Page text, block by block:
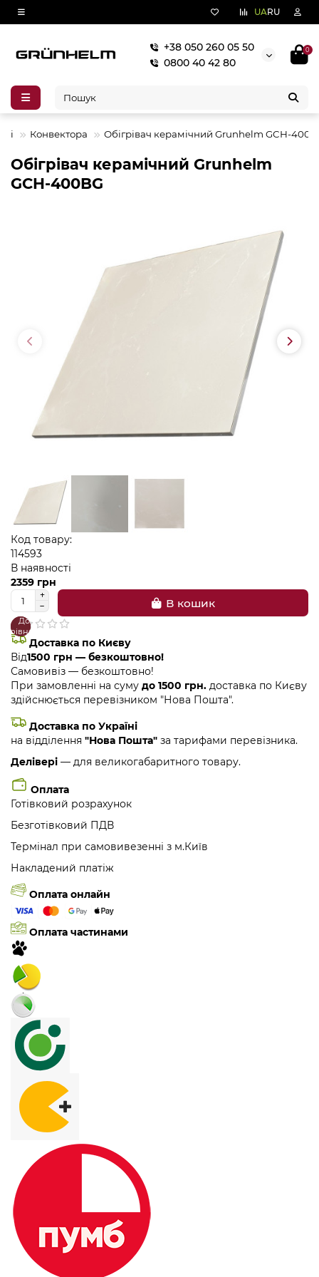
UARU
+38 050 260 05 50
0800 40 42 80
0
Конвектора Обігрівач керамічний Grunhelm GCH-
Обігрівач керамічний Grunhelm
GCH-400BG
Код товару:
114593
В наявності
2359 грн
В кошик
В
закладки
До
Доставка по Києву
Від1500 грн — безкоштовно!
Самовивіз — безкоштовно!
При замовленні на суму до 1500 грн. доставка по Києву
здійснюється перевізником "Нова Пошта".
Доставка по Україні
на відділення "Нова Пошта" за тарифами перевізника.
Делівері — для великогабаритного товару.
Оплата
Готівковий розрахунок
Безготівковий ПДВ
Термінал при самовивезенні з м.Київ
Накладений платіж
Оплата онлайн
Оплата частинами